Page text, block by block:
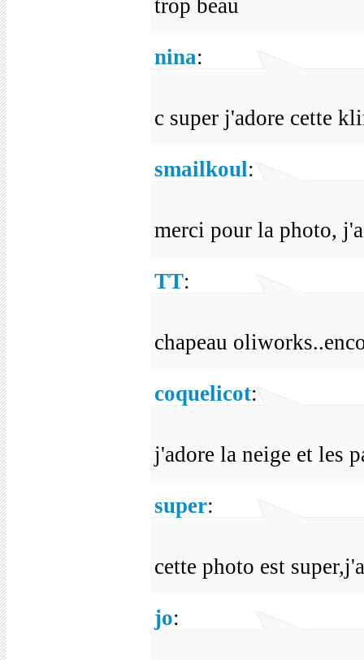
trop beau
nina:
c super j'adore cette
smailkoul:
merci pour la photo,
TT:
chapeau
coquelicot:
j'adore la neige et les
super:
cette photo est
jo: